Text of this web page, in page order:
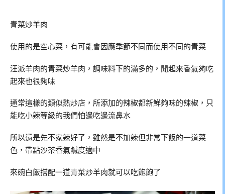
青菜炒羊肉
使用的是空心菜，有可能會因應季節不同而使用不同的青菜
汪派羊肉的青菜炒羊肉，調味料下的滿多的，聞起來香氣夠吃
起來也很夠味
通常這樣的類似熱炒店，所添加的辣椒都新鮮夠味的辣椒，只
能吃小辣等級的我們怕邊吃邊流鼻水
所以還是先不家辣好了，雖然是不加辣但非常下飯的一道菜
色，帶點沙茶香氣鹹度適中
來碗白飯搭配一道青菜炒羊肉就可以吃飽飽了